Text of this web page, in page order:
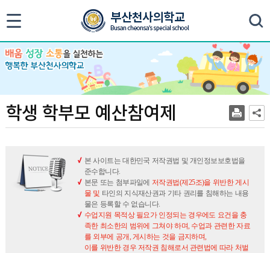
생
학
학생 학부모 예산참여제
본 사이트는 대한민국 저작권법 및 개인정보보호법을
준수합니다.
본문 또는 첨부파일에 저작권법(제25조)을 위반한 게시
물 및 타인의 지식재산권과 기타 권리를 침해하는 내용
물은 등록할 수 없습니다.
수업지원 목적상 필요가 인정되는 경우에도 요건을 충
족한 최소한의 범위에 그쳐야 하며, 수업과 관련한 자료
를 외부에 공개, 게시하는 것을 금지하며,
이를 위반한 경우 저작권 침해로서 관련법에 따라 처벌